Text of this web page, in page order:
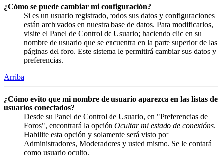
¿Cómo se puede cambiar mi configuración?
Si es un usuario registrado, todos sus datos y configuraciones
están archivados en nuestra base de datos. Para modificarlos,
visite el Panel de Control de Usuario; haciendo clic en su
nombre de usuario que se encuentra en la parte superior de las
páginas del foro. Este sistema le permitirá cambiar sus datos y
preferencias.
Arriba
¿Cómo evito que mi nombre de usuario aparezca en las listas de
usuarios conectados?
Desde su Panel de Control de Usuario, en "Preferencias de
Foros", encontrará la opción Ocultar mi estado de conexións.
Habilite esta opción y solamente será visto por
Administradores, Moderadores y usted mismo. Se le contará
como usuario oculto.